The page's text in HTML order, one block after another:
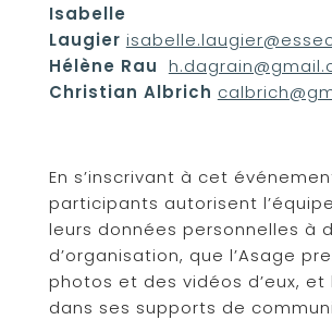
Isabelle
Laugier
Hélène Rau
Christian Albrich
En s’inscrivant à cet
participants autorisent
leurs données personnelles à
d’organisation, que l’Asage
photos et des vidéos d’eux, et
dans ses supports de